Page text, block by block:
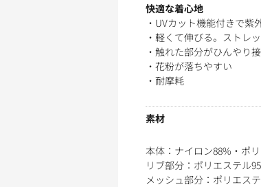
快適な着心地
・UVカット機能付きで紫
・軽くて伸びる。ストレ
・触れた部分がひんやり
・花粉が落ちやすい
・耐摩耗
素材
本体：ナイロン88%・ポ
リブ部分：ポリエステル
メッシュ部分：ポリエス